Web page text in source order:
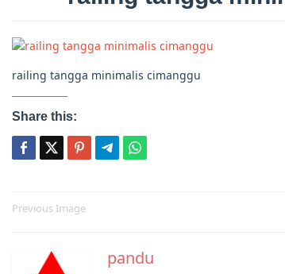
railing tangga minimalis cimanggu
Share this:
Post
Previous Image
pandu